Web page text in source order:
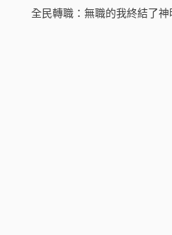
全民轉職：無職的我終結了